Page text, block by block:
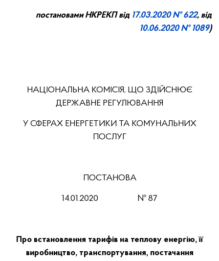
постановами НКРЕКП від 17.03.2020№ 622, від
10.06.2020 № 1089)
НАЦІОНАЛЬНА КОМІСІЯ, ЩО ЗДІЙСНЮЄ
ДЕРЖАВНЕ РЕГУЛЮВАННЯ
У СФЕРАХ ЕНЕРГЕТИКИ ТА КОМУНАЛЬНИХ
ПОСЛУГ
ПОСТАНОВА
14.01.2020 № 87
Про встановлення тарифів на теплову енергію, її
виробництво, транспортування, постачання